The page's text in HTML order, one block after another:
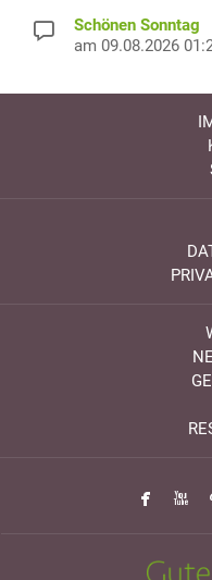
Schönen Sonntag
am 09.08.2026